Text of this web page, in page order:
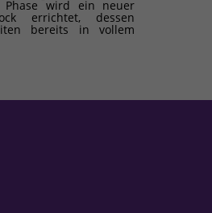
wird ein neuer
errichtet, dessen
bereits in vollem